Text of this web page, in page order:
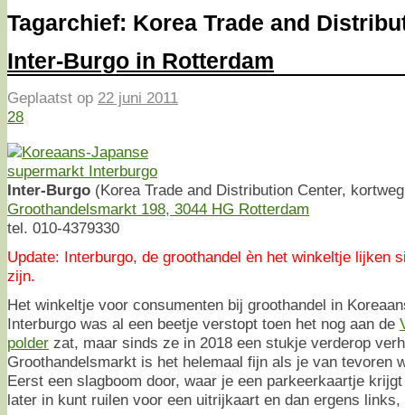
Tagarchief: Korea Trade and
Inter-Burgo in Rotterdam
Geplaatst op 22 juni 2011
28
Inter-Burgo (Korea Trade and Distribution Center,
Groothandelsmarkt 198, 3044 HG Rotterdam
tel. 010-4379330
Update: Interburgo, de groothandel èn het winkeltje lijken
zijn.
Het winkeltje voor consumenten bij groothandel in
Interburgo was al een beetje verstopt toen het nog aan de
polder zat, maar sinds ze in 2018 een stukje verderop
Groothandelsmarkt is het helemaal fijn als je van tevoren
Eerst een slagboom door, waar je een parkeerkaartje
later in kunt ruilen voor een uitrijkaart en dan ergens